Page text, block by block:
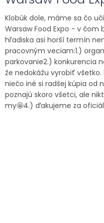
Klobúk dole, máme sa čo
Warsaw Food Expo - v čom
hľadiska asi horší termín
pracovným veciam:1.)
parkovanie2.) konkurencia
že nedokážu vyrobiť
niečo iné si radšej kúpia od
poznajú skoro všetci, ale
my🤩4.) ďakujeme za